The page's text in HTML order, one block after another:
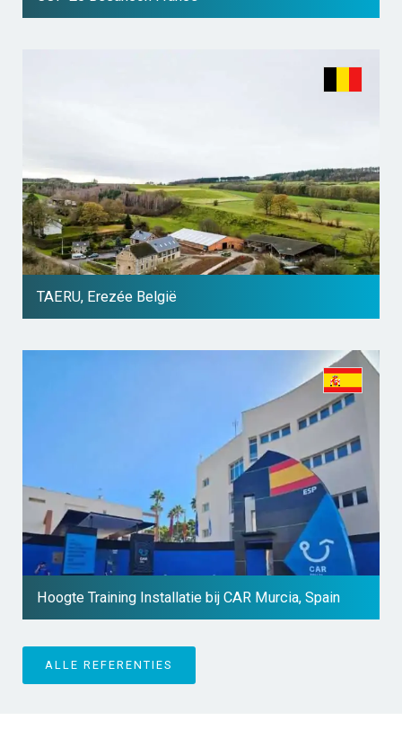
TAERU, Erezée België
Hoogte Training Installatie bij CAR Murcia, Spain
ALLE REFERENTIES